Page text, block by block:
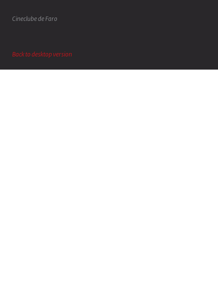
Cineclube de Faro
Back to desktop version